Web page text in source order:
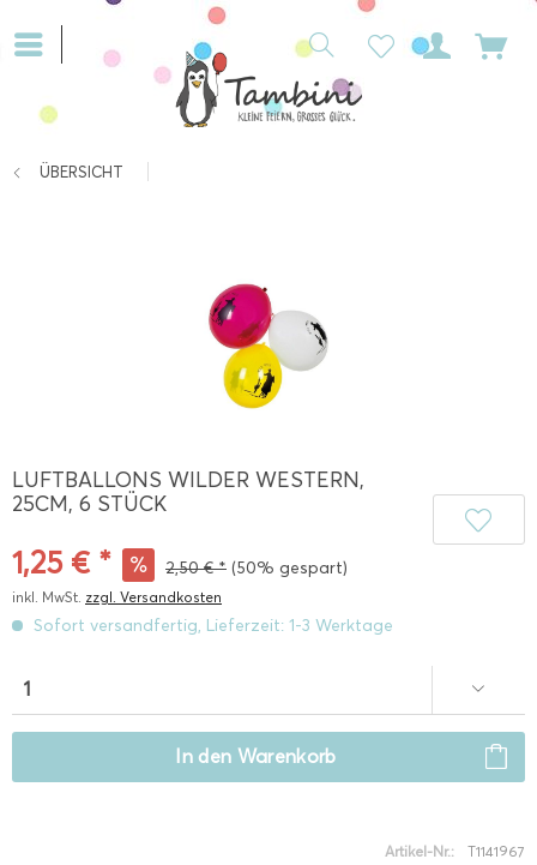
ÜBERSICHT
LUFTBALLONS WILDER WESTERN,
25CM, 6 STÜCK
1,25 € * 2,50 € * (50% gespart)
inkl. MwSt. zzgl. Versandkosten
Sofort versandfertig, Lieferzeit: 1-3 Werktage
In den Warenkorb
Artikel-Nr.:
T1141967